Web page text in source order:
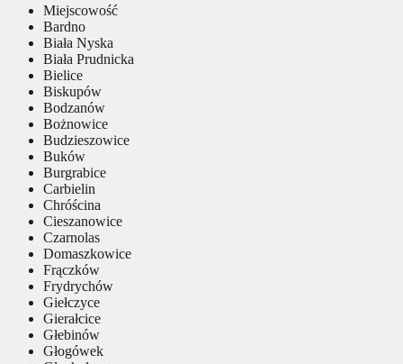
Miejscowość
Bardno
Biała Nyska
Biała Prudnicka
Bielice
Biskupów
Bodzanów
Bożnowice
Budzieszowice
Buków
Burgrabice
Carbielin
Chróścina
Cieszanowice
Czarnolas
Domaszkowice
Frączków
Frydrychów
Giełczyce
Gierałcice
Głebinów
Głogówek